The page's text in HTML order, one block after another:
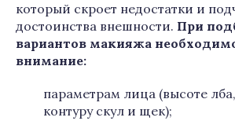
который скроет недостатки и
достоинства внешности. При
вариантов макияжа
внимание:
параметрам лица (высоте лба,
контуру скул и щек);